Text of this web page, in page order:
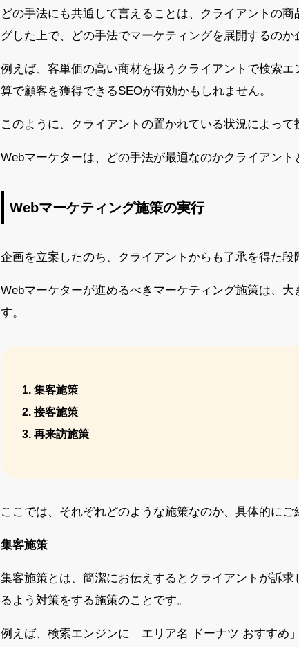
どの手法にも共通して言えることは、クライアントの
グした上で、どの手法でマーケティングを展開するのか
例えば、客単価の高い商材を扱うクライアントで検索
算で顧客を獲得できるSEOが有効かもしれません。
このように、クライアントの置かれている状況によって
Webマーケターは、どの手法が最適なのかクライアント
Webマーケティング施策の実行
企画を立案したのち、クライアントからも了承を得た段
Webマーケターが進めるべきマーケティング施策は
す。
集客施策
接客施策
再来訪施策
ここでは、それぞれどのような施策なのか、具体的にご
集客施策
集客施策とは、簡潔にお伝えするとクライアントが訴
るよう対策をする施策のことです。
例えば、検索エンジンに「エリア名 ドーナツ おすすめ